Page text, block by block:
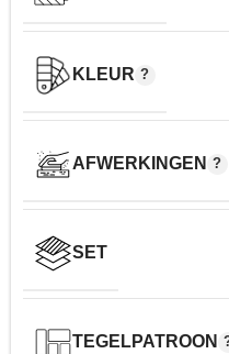
KLEUR
AFWERKINGEN
SET
TEGELPATROON